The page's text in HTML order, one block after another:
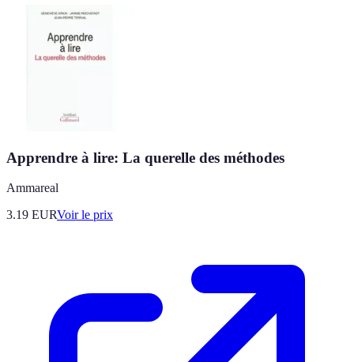
Apprendre à lire: La querelle des méthodes
Ammareal
3.19 EURVoir le prix